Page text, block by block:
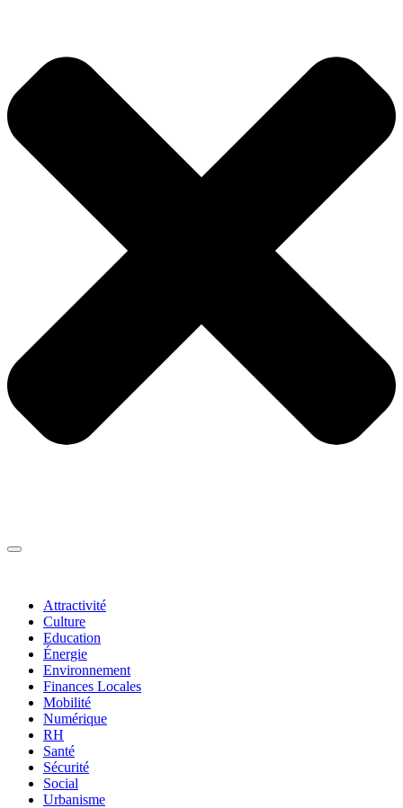
Attractivité
Culture
Education
Énergie
Environnement
Finances Locales
Mobilité
Numérique
RH
Santé
Sécurité
Social
Urbanisme